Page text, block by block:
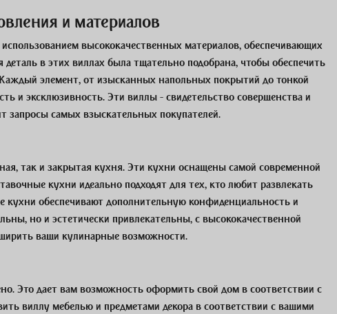
и материалов
высококачественных материалов, обеспечивающих
в этих виллах была тщательно подобрана, чтобы обеспечить
элемент, от изысканных напольных покрытий до тонкой
и эксклюзивность. Эти виллы - свидетельство совершенства и
запросы самых взыскательных покупателей.
так и закрытая кухня. Эти кухни оснащены самой современной
кухни идеально подходят для тех, кто любит развлекать
кухни обеспечивают дополнительную конфиденциальность и
но и эстетически привлекательны, с высококачественной
ваши кулинарные возможности.
Это дает вам возможность оформить свой дом в соответствии с
виллу мебелью и предметами декора в соответствии с вашими